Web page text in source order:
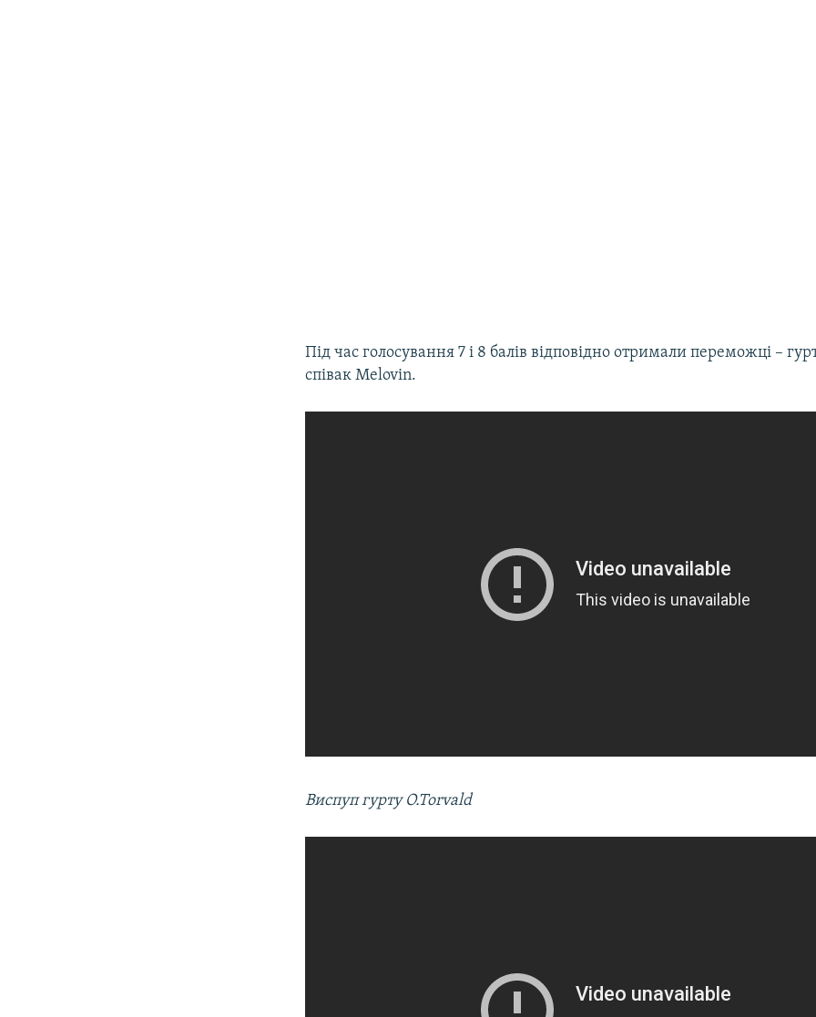
Під час голосування 7 і 8 балів відповідно отримали переможці –
співак Melovin.
Виспуп гурту O.Torvald